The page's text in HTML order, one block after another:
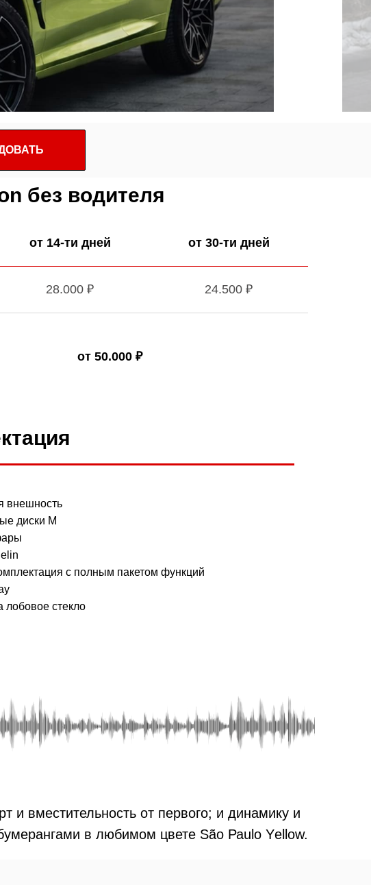
без водителя
от 14-ти дней от 30-ти дней
28.000 ₽ 24.500 ₽
от 50.000 ₽
внешность
диски М
с полным пакетом функций
лобовое стекло
вместительность от первого; и динамику и
в любимом цвете Sãо Раulо Yеllоw.